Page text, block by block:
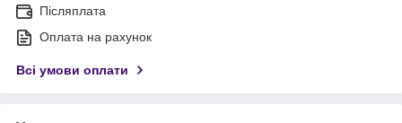
Післяплата
Оплата на рахунок
Всі умови оплати